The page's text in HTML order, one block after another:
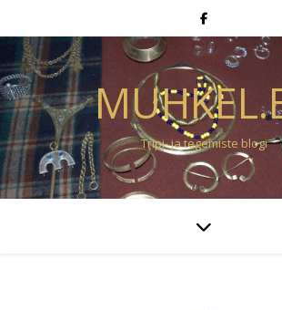
Tripi- ja tegemiste blogi